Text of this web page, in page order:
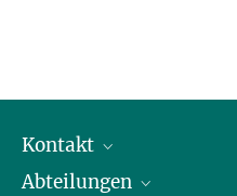
Kontakt
Mitarbeiterverzeichnis
Abteilungen